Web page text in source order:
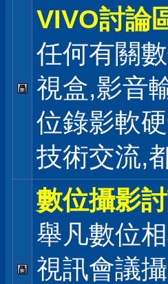
VIVO討論
任何有關
視盒,影音
位錄影軟
技術交流,
數位攝影
舉凡數位
視訊會議